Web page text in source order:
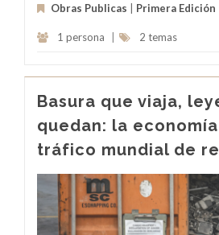
Obras Publicas Primera Edición
1 persona 2 temas
Basura que viaja,
quedan: la
tráfico mundial de